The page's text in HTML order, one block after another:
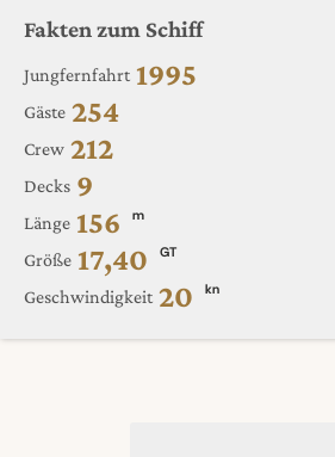
Fakten zum Schiff
Jungfernfahrt 1995
Gäste 254
Crew 212
Decks 9
Länge 156 m
Größe 17,40 GT
Geschwindigkeit 20 kn